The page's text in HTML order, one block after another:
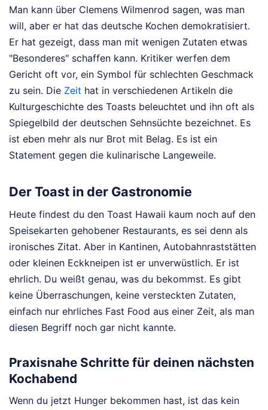
Man kann über Clemens Wilmenrod sagen, was man
will, aber er hat das deutsche Kochen demokratisiert.
Er hat gezeigt, dass man mit wenigen Zutaten etwas
"Besonderes" schaffen kann. Kritiker werfen dem
Gericht oft vor, ein Symbol für schlechten Geschmack
zu sein. Die Zeit hat in verschiedenen Artikeln die
Kulturgeschichte des Toasts beleuchtet und ihn oft als
Spiegelbild der deutschen Sehnsüchte bezeichnet. Es
ist eben mehr als nur Brot mit Belag. Es ist ein
Statement gegen die kulinarische Langeweile.
Der Toast in der Gastronomie
Heute findest du den Toast Hawaii kaum noch auf den
Speisekarten gehobener Restaurants, es sei denn als
ironisches Zitat. Aber in Kantinen, Autobahnraststätten
oder kleinen Eckkneipen ist er unverwüstlich. Er ist
ehrlich. Du weißt genau, was du bekommst. Es gibt
keine Überraschungen, keine versteckten Zutaten,
einfach nur ehrliches Fast Food aus einer Zeit, als man
diesen Begriff noch gar nicht kannte.
Praxisnahe Schritte für deinen nächsten
Kochabend
Wenn du jetzt Hunger bekommen hast, ist das kein